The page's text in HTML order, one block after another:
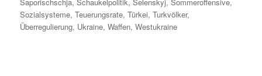
Sozialsysteme,Teuerungsrate,Türkei,Turkvölker,
Überregulierung, Ukraine,Waffen,Westukraine